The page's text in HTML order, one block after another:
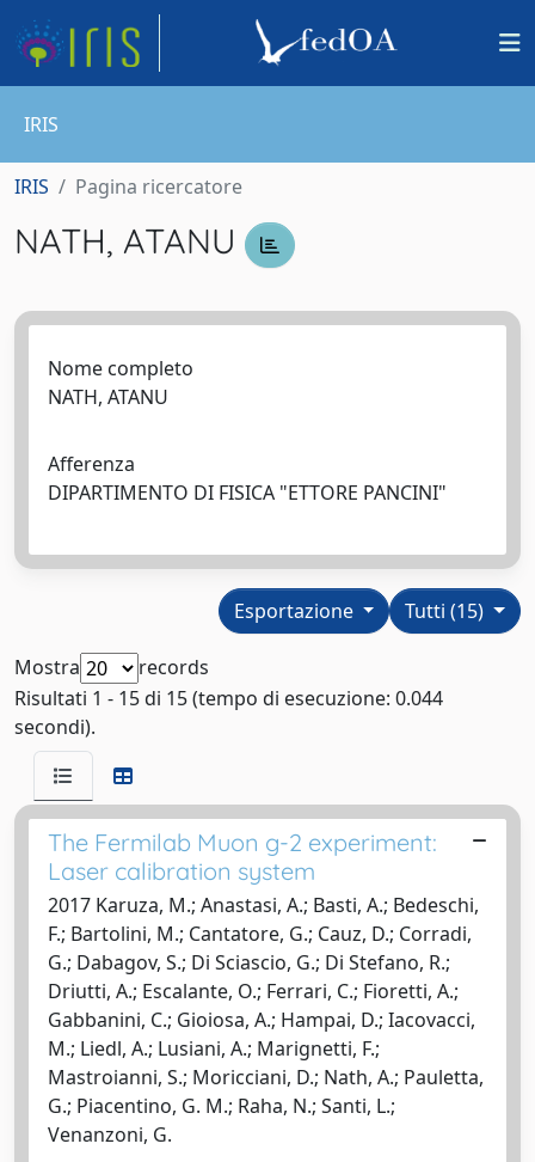
IRIS
IRIS Pagina ricercatore
NATH, ATANU
Nome completo
NATH, ATANU
Afferenza
DIPARTIMENTO DI FISICA "ETTORE PANCINI"
Tutti (15)
Esportazione
Mostra
records
Risultati 1 - 15 di 15 (tempo di esecuzione: 0.044
secondi).
The Fermilab Muon g-2 experiment:
Laser calibration system
2017 Karuza, M.; Anastasi, A.; Basti, A.; Bedeschi,
F.; Bartolini, M.; Cantatore, G.; Cauz, D.; Corradi,
G.; Dabagov, S.; Di Sciascio, G.; Di Stefano, R.;
Driutti, A.; Escalante, O.; Ferrari, C.; Fioretti, A.;
Gabbanini, C.; Gioiosa, A.; Hampai, D.; Iacovacci,
M.; Liedl, A.; Lusiani, A.; Marignetti, F.;
Mastroianni, S.; Moricciani, D.; Nath, A.; Pauletta,
G.; Piacentino, G. M.; Raha, N.; Santi, L.;
Venanzoni, G.